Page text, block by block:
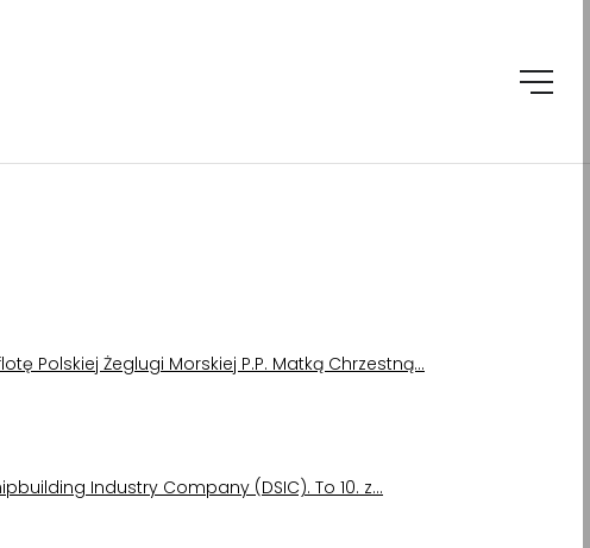
Polskiej Żeglugi Morskiej P.P. Matką Chrzestną…
Industry Company (DSIC). To 10. z…